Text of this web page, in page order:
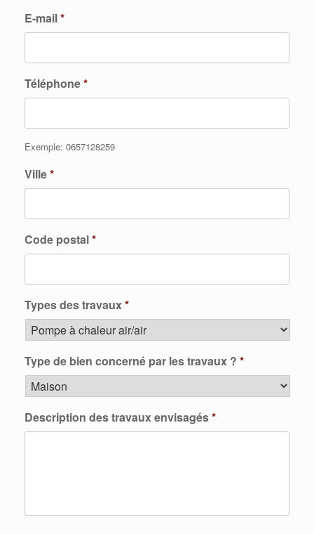
E-mail*
Téléphone*
Exemple: 0657128259
Ville*
Code postal*
Types des travaux*
Type de bien concerné par les travaux ? *
Description des travaux envisagés*